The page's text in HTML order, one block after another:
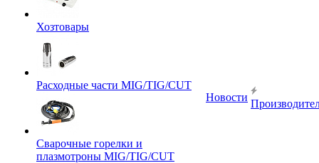
Хозтовары
Расходные части MIG/TIG/CUT
Сварочные горелки и
плазмотроны MIG/TIG/CUT
Новости